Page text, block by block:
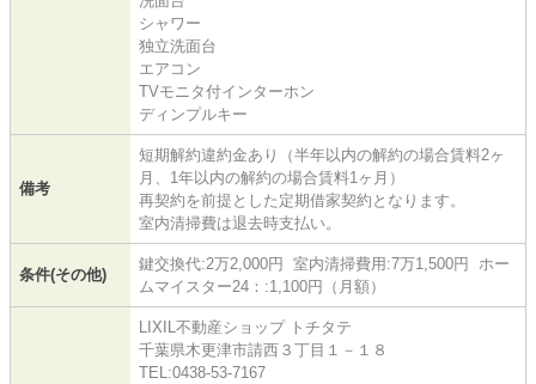
シャワー
独立洗面台
エアコン
TVモニタ付インターホン
ディンプルキー
備考
短期解約違約金あり（半年以内の解約の場合賃料2ヶ
月、1年以内の解約の場合賃料1ヶ月）
再契約を前提とした定期借家契約となります。
室内清掃費は退去時支払い。
条件(その他)
鍵交換代:2万2,000円 室内清掃費用:7万1,500円 ホー
ムマイスター24：:1,100円（月額）
LIXIL不動産ショップ トチタテ
千葉県木更津市請西３丁目１－１８
TEL:0438-53-7167